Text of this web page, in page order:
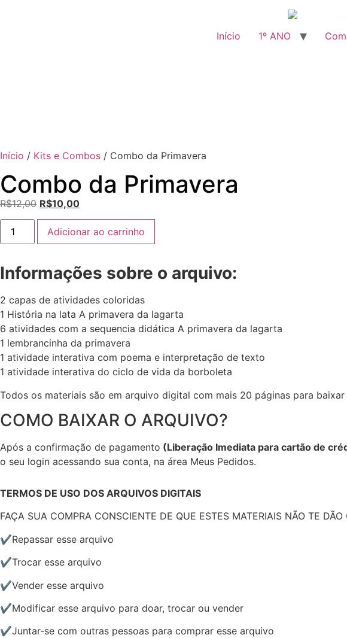
Início 1º ANO
Início / Kits e Combos / Combo da Primavera
Combo da Primavera
R$12,00 R$10,00
Adicionar ao carrinho
Informações sobre o arquivo:
2 capas de atividades coloridas
1 História na lata A primavera da lagarta
6 atividades com a sequencia didática A primavera da lagarta
1 lembrancinha da primavera
1 atividade interativa com poema e interpretação de texto
1 atividade interativa do ciclo de vida da borboleta
Todos os materiais são em arquivo digital com mais 20 páginas para baixar
COMO BAIXAR O ARQUIVO?
Após a confirmação de pagamento (Liberação Imediata para cartão de
o seu login acessando sua conta, na área Meus Pedidos.
TERMOS DE USO DOS ARQUIVOS DIGITAIS
FAÇA SUA COMPRA CONSCIENTE DE QUE ESTES MATERIAIS NÃO TE DÃO
✔Repassar esse arquivo
✔Trocar esse arquivo
✔Vender esse arquivo
✔Modificar esse arquivo para doar, trocar ou vender
✔Juntar-se com outras pessoas para comprar esse arquivo